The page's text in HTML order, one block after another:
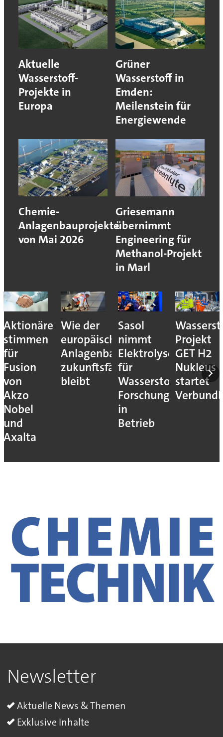
Aktuelle
Wasserstoff-
Projekte in
Europa
Grüner
Wasserstoff in
Emden:
Meilenstein für
Energiewende
Chemie-
Anlagenbauprojekte
von Mai 2026
Griesemann
übernimmt
Engineering für
Methanol-Projekt
in Marl
Aktionäre
stimmen
für
Fusion
von
Akzo
Nobel
und
Axalta
Wie der
europäische
Anlagenbau
zukunftsfähig
bleibt
Sasol
nimmt
Elektrolyseur
für
Wasserstoff-
Forschung
in
Betrieb
Projekt
GET H2
Nukleus
startet
Newsletter
Aktuelle News & Themen
Exklusive Inhalte